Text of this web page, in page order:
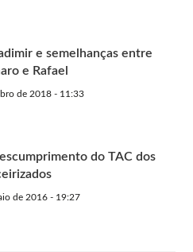
e semelhanças entre
e Rafael
de 2018 - 11:33
do TAC dos
de 2016 - 19:27